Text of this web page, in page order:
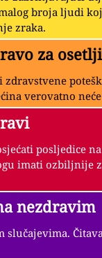
broja ljudi
zraka.
za
verovatno
posljedice
imati ozbiljnije
nezdravim